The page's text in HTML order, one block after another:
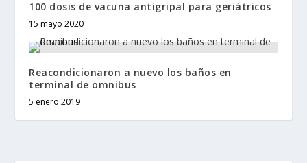
100 dosis de vacuna antigripal para geriátricos
15 mayo 2020
Reacondicionaron a nuevo los baños en
terminal de omnibus
5 enero 2019